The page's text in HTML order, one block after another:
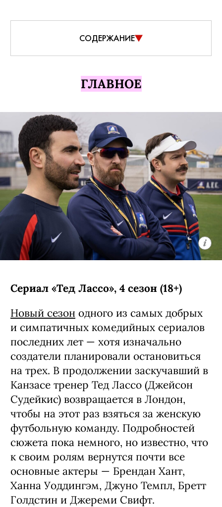
СОДЕРЖАНИЕ
ГЛАВНОЕ
Сериал «Тед Лассо», 4 сезон (18+)
Новый сезон одного из самых добрых
и симпатичных комедийных сериалов
последних лет — хотя изначально
создатели планировали остановиться
на трех. В продолжении заскучавший в
Канзасе тренер Тед Лассо (Джейсон
Судейкис) возвращается в Лондон,
чтобы на этот раз взяться за женскую
футбольную команду. Подробностей
сюжета пока немного, но известно, что
к своим ролям вернутся почти все
основные актеры — Брендан Хант,
Ханна Уоддингэм, Джуно Темпл, Бретт
Голдстин и Джереми Свифт.